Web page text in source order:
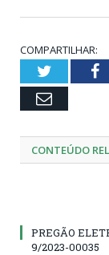
COMPARTILHAR:
Twitter
Email
CONTEÚDO
PREGÃO
9/2023-00035